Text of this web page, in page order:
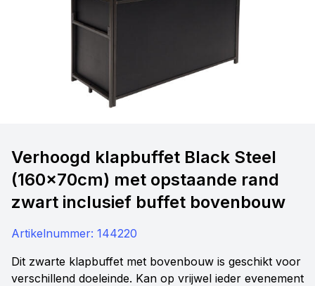
Verhoogd klapbuffet Black Steel
(160x70cm) met opstaande rand
zwart inclusief buffet bovenbouw
Artikelnummer: 144220
Dit zwarte klapbuffet met bovenbouw is geschikt voor
verschillend doeleinde. Kan op vrijwel ieder evenement